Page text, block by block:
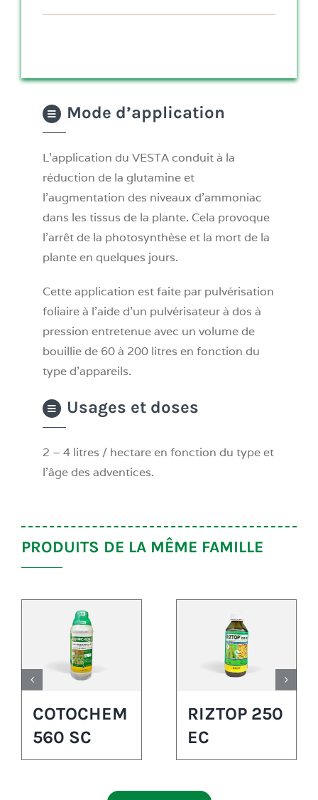
Mode d’application
L’application du VESTA conduit à la
réduction de la glutamine et
l’augmentation des niveaux d’ammoniac
dans les tissus de la plante. Cela provoque
l’arrêt de la photosynthèse et la mort de la
plante en quelques jours.
Cette application est faite par pulvérisation
foliaire à l’aide d’un pulvérisateur à dos à
pression entretenue avec un volume de
bouillie de 60 à 200 litres en fonction du
type d’appareils.
Usages et doses
2 – 4 litres / hectare en fonction du type et
l’âge des adventices.
PRODUITS DE LA MÊME FAMILLE
COTOCHEM
560 SC
RIZTOP 250
EC